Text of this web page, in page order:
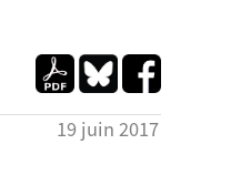
19 juin 2017